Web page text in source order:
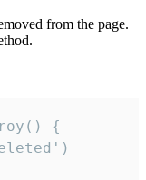
from the page.
{